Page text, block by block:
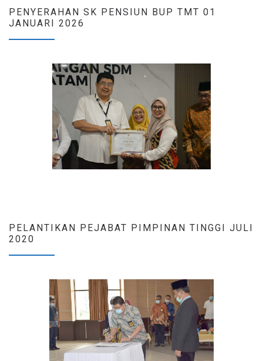
PENYERAHAN SK PENSIUN BUP TMT 01
JANUARI 2026
PELANTIKAN PEJABAT PIMPINAN TINGGI JULI
2020